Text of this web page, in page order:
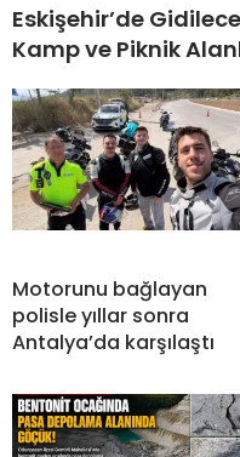
Eskişehir’de
Kamp ve Piknik
Motorunu bağlayan
polisle yıllar sonra
Antalya’da karşılaştı